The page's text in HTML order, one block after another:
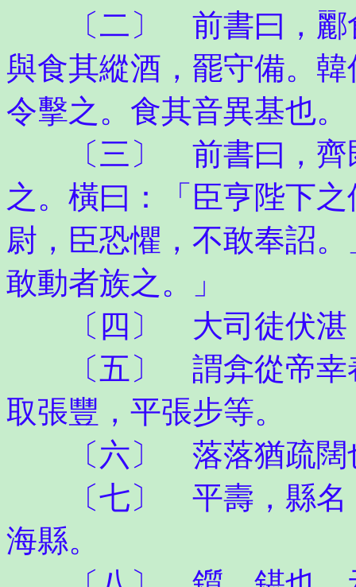
〔二〕 前書曰，酈食
與食其縱酒，罷守備。
令擊之。食其音異基也。
〔三〕 前書曰，齊既
之。橫曰：「臣亨陛下
尉，臣恐懼，不敢奉詔
敢動者族之。」
〔四〕 大司徒伏湛
〔五〕 謂弇從帝幸舂
取張豐，平張步等。
〔六〕 落落猶疏闊
〔七〕 平壽，縣名，
海縣。